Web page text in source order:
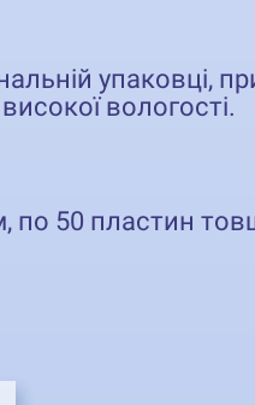
упаковці,
вологості.
50 пластин